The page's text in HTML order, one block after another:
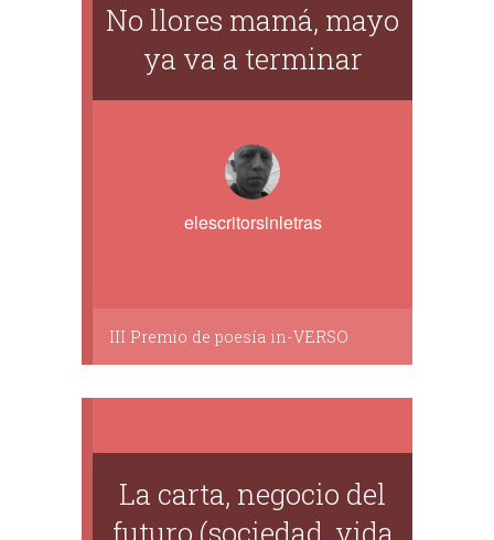
No llores mamá, mayo
ya va a terminar
elescritorsinletras
III Premio de poesía in-VERSO
La carta, negocio del
futuro (sociedad, vida